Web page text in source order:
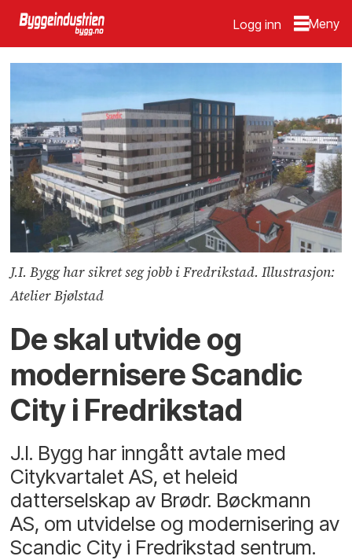
Logg inn
J.I. Bygg har sikret seg jobb i Fredrikstad. Illustrasjon:
Atelier Bjølstad
De skal utvide og
modernisere Scandic
City i Fredrikstad
J.I. Bygg har inngått avtale med
Citykvartalet AS, et heleid
datterselskap av Brødr. Bøckmann
AS, om utvidelse og modernisering av
Scandic City i Fredrikstad sentrum.